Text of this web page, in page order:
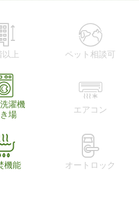
以上 ペット相談可
濯機
場
エアコン
機能 オートロック